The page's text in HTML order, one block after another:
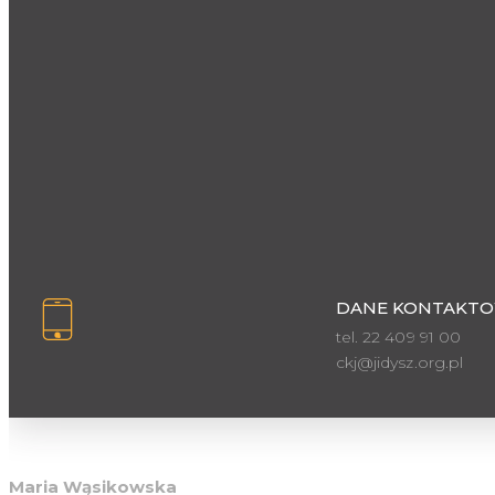
DANE
tel. 22 409 91 00
ckj@jidysz.org.pl
Maria Wąsikowska